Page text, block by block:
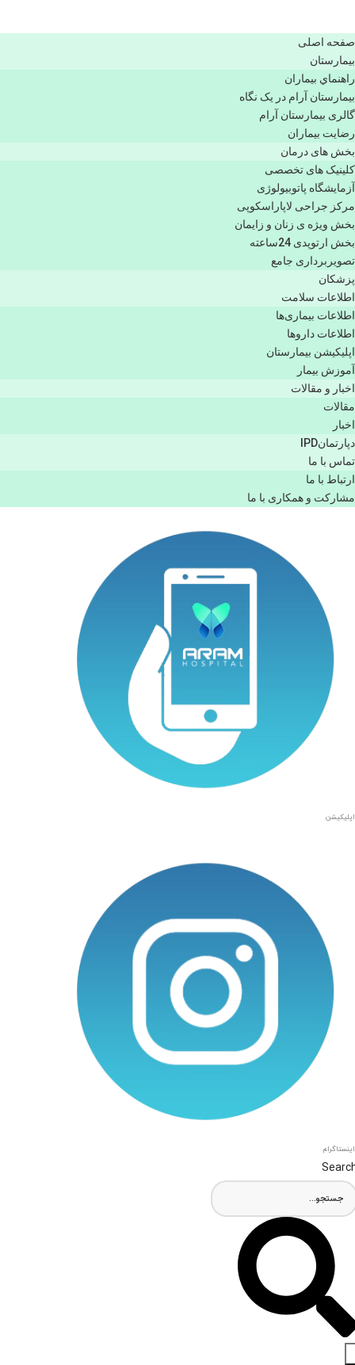
صفحه اصلی
بيمارستان
راهنماي بیماران
بیمارستان آرام در یک نگاه
گالری بیمارستان آرام
رضایت بیماران
بخش های درمان
کلینیک های تخصصی
آزمایشگاه پاتوبیولوژی
مرکز جراحی لاپاراسکوپی
بخش ویژه ی زنان و زایمان
بخش ارتوپدی 24ساعته
تصویربرداری جامع
پزشكان
اطلاعات سلامت
اطلاعات بیماری‌ها
اطلاعات دارو‌ها
اپليكيشن بيمارستان
آموزش بیمار
اخبار و مقالات
مقالات
اخبار
دپارتمانIPD
تماس با ما
ارتباط با ما
مشاركت و همكاری با ما
اپلیکیشن
اینستاگرام